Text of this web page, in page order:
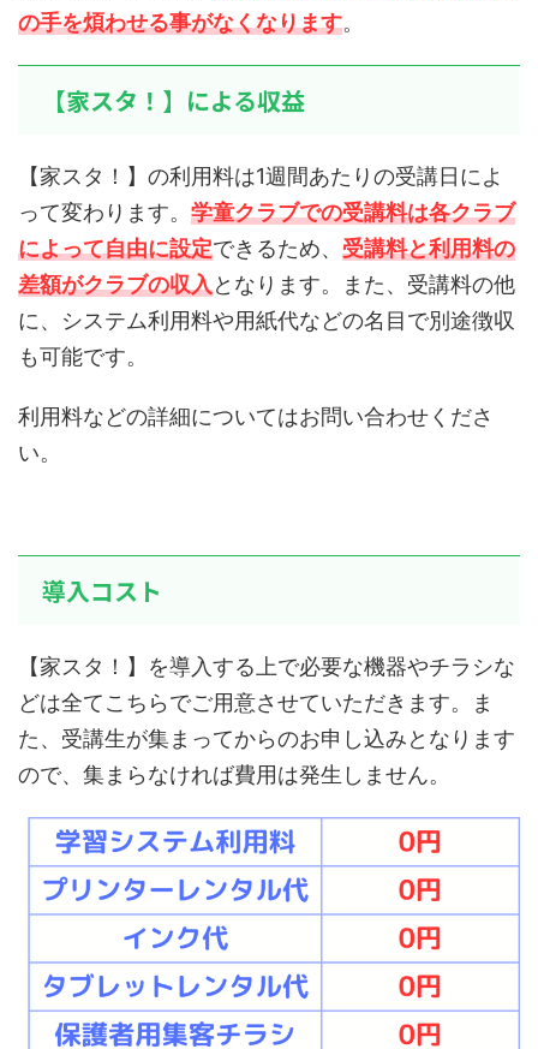
の手を煩わせる事がなくなります。
【家スタ！】による収益
【家スタ！】の利用料は1週間あたりの受講日によ
って変わります。 学童クラブでの受講料は各クラブ
によって自由に設定できるため、 受講料と利用料の
差額がクラブの収入となります。また、受講料の他
に、システム利用料や用紙代などの名目で別途徴収
も可能です。
利用料などの詳細についてはお問い合わせくださ
い。
導入コスト
【家スタ！】を導入する上で必要な機器やチラシな
どは全てこちらでご用意させていただきます。ま
た、受講生が集まってからのお申し込みとなります
ので、集まらなければ費用は発生しません。